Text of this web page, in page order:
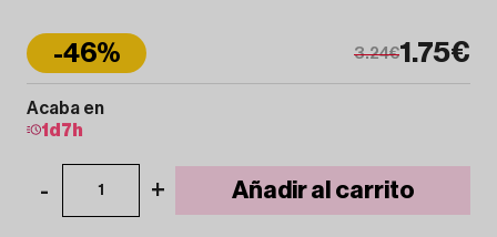
1.75€
-46% 3.24€
Acaba en
1 d 7 h
- 1 + Añadir al carrito